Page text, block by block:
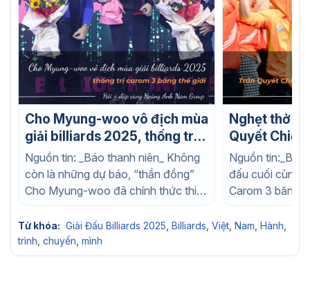
Cho Myung-woo vô địch mùa
giải billiards 2025, thống trị
carom 3 băng thế giới
Nguồn tin: _Báo thanh niên_ Không
còn là những dự báo, “thần đồng”
Cho Myung-woo đã chính thức thiết
Nghẹt thở
Quyết
billiards
Nguồn tin:_Báo
đấu cuối cùng
Carom 3 băng
Từ khóa: Giải Đấu Billiards 2025 Billiards Việt Nam Hành
trình chuyển mình